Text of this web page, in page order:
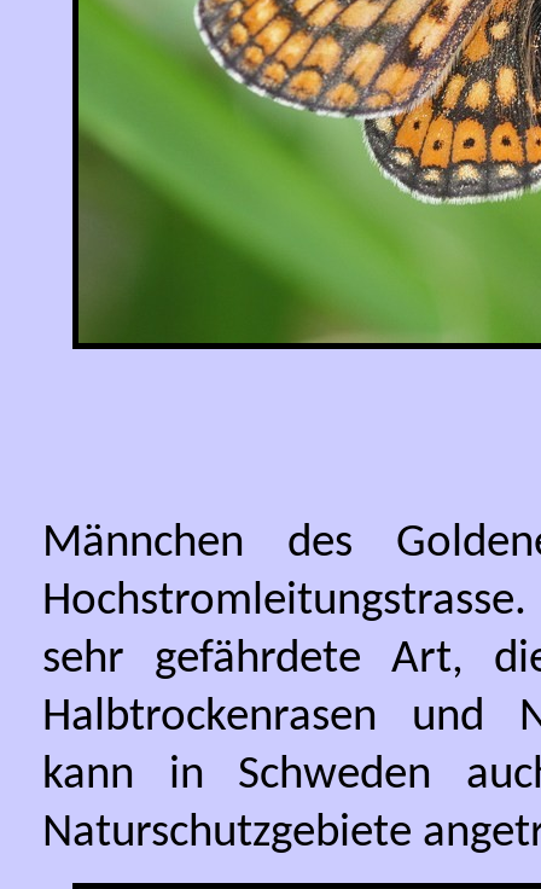
Männchen des
sehr gefährdete Art,
Halbtrockenrasen und
kann in Schweden
Naturschutzgebiete